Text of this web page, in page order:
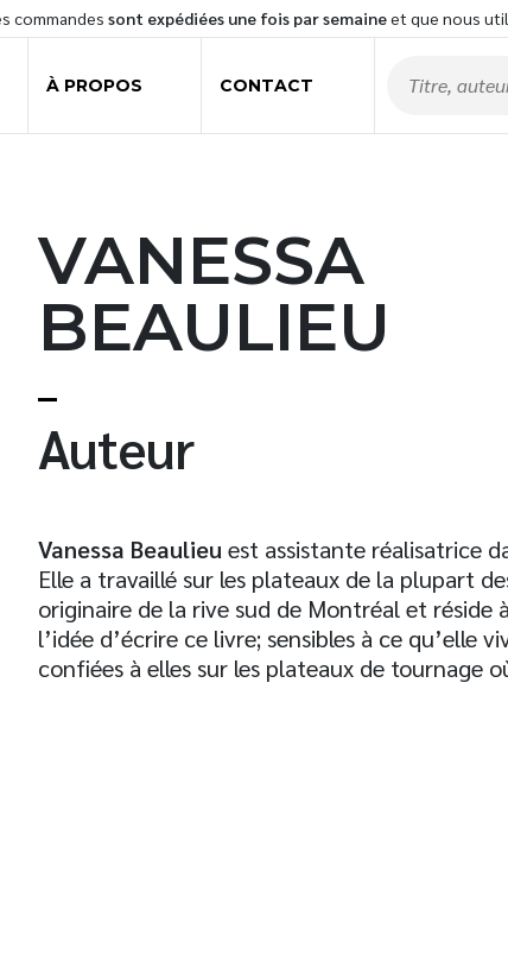
commandes sont expédiées une fois par semaineet que nous
À PROPOS CONTACT
VANESSA
BEAULIEU
Auteur
Vanessa Beaulieu est assistante réalisatrice
Elle a travaillé sur les plateaux de la plupart
originaire de la rive sud de Montréal et réside
l’idée d’écrire ce livre; sensibles à ce qu’elle
confiées à elles sur les plateaux de tournage